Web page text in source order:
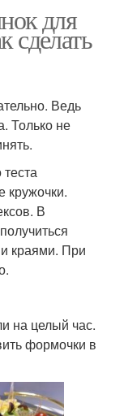
для
сделать
Ведь
Только не
теста
кружочки.
В
краями. При
на целый час.
формочки в